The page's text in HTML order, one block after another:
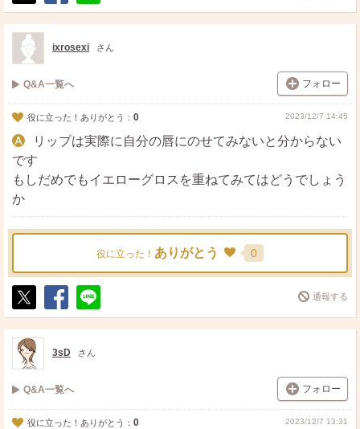
ポ
ス
ト
シ
ェ
送
る
ixrosexi さん
Q&A一覧へ フォロー
役に立った！ありがとう： 0 2023/12/7 14:45
リップは実際に自分の唇にのせてみないと分からない
です
もしだめでもイエローグロスを重ねてみてはどうでしょう
か
役に立った！ ありがとう 0
ポ
ス
ト
シ
ェ
送
る
通報する
3sD さん
Q&A一覧へ フォロー
役に立った！ありがとう： 0 2023/12/7 13:31